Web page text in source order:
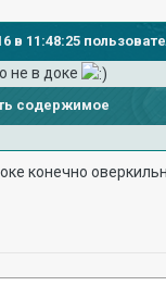
в 11:48:25
не в доке
содержимое
конечно